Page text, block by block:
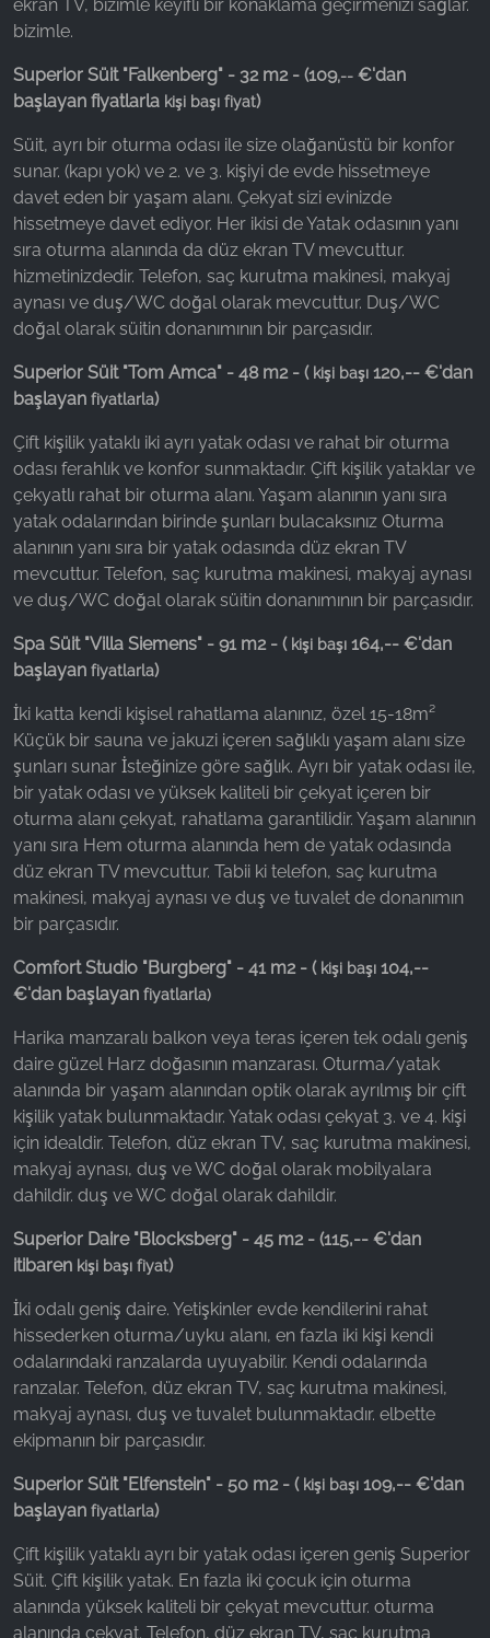
ekran TV, bizimle keyifli bir konaklama geçirmenizi sağlar.
bizimle.
Superior Süit "Falkenberg" - 32 m2 - (109,-- €'dan
başlayan fiyatlarla kişi başı fiyat)
Süit, ayrı bir oturma odası ile size olağanüstü bir konfor
sunar. (kapı yok) ve 2. ve 3. kişiyi de evde hissetmeye
davet eden bir yaşam alanı. Çekyat sizi evinizde
hissetmeye davet ediyor. Her ikisi de Yatak odasının yanı
sıra oturma alanında da düz ekran TV mevcuttur.
hizmetinizdedir. Telefon, saç kurutma makinesi, makyaj
aynası ve duş/WC doğal olarak mevcuttur. Duş/WC
doğal olarak süitin donanımının bir parçasıdır.
Superior Süit "Tom Amca" - 48 m2 - ( kişi başı 120,-- €'dan
başlayan fiyatlarla)
Çift kişilik yataklı iki ayrı yatak odası ve rahat bir oturma
odası ferahlık ve konfor sunmaktadır. Çift kişilik yataklar ve
çekyatlı rahat bir oturma alanı. Yaşam alanının yanı sıra
yatak odalarından birinde şunları bulacaksınız Oturma
alanının yanı sıra bir yatak odasında düz ekran TV
mevcuttur. Telefon, saç kurutma makinesi, makyaj aynası
ve duş/WC doğal olarak süitin donanımının bir parçasıdır.
Spa Süit "Villa Siemens" - 91 m2 - ( kişi başı 164,-- €'dan
başlayan fiyatlarla)
İki katta kendi kişisel rahatlama alanınız, özel 15-18m²
Küçük bir sauna ve jakuzi içeren sağlıklı yaşam alanı size
şunları sunar İsteğinize göre sağlık. Ayrı bir yatak odası ile,
bir yatak odası ve yüksek kaliteli bir çekyat içeren bir
oturma alanı çekyat, rahatlama garantilidir. Yaşam alanının
yanı sıra Hem oturma alanında hem de yatak odasında
düz ekran TV mevcuttur. Tabii ki telefon, saç kurutma
makinesi, makyaj aynası ve duş ve tuvalet de donanımın
bir parçasıdır.
Comfort Studio "Burgberg" - 41 m2 - ( kişi başı 104,--
€'dan başlayan fiyatlarla)
Harika manzaralı balkon veya teras içeren tek odalı geniş
daire güzel Harz doğasının manzarası. Oturma/yatak
alanında bir yaşam alanından optik olarak ayrılmış bir çift
kişilik yatak bulunmaktadır. Yatak odası çekyat 3. ve 4. kişi
için idealdir. Telefon, düz ekran TV, saç kurutma makinesi,
makyaj aynası, duş ve WC doğal olarak mobilyalara
dahildir. duş ve WC doğal olarak dahildir.
Superior Daire "Blocksberg" - 45 m2 - (115,-- €'dan
itibaren kişi başı fiyat)
İki odalı geniş daire. Yetişkinler evde kendilerini rahat
hissederken oturma/uyku alanı, en fazla iki kişi kendi
odalarındaki ranzalarda uyuyabilir. Kendi odalarında
ranzalar. Telefon, düz ekran TV, saç kurutma makinesi,
makyaj aynası, duş ve tuvalet bulunmaktadır. elbette
ekipmanın bir parçasıdır.
Superior Süit "Elfenstein" - 50 m2 - ( kişi başı 109,-- €'dan
başlayan fiyatlarla)
Çift kişilik yataklı ayrı bir yatak odası içeren geniş Superior
Süit. Çift kişilik yatak. En fazla iki çocuk için oturma
alanında yüksek kaliteli bir çekyat mevcuttur. oturma
alanında çekyat. Telefon, düz ekran TV, saç kurutma